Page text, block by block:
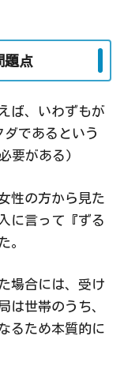
題点
ば、いわずもが
であるという
要がある)
性の方から見た
に言って『ずる
。
場合には、受け
は世帯のうち、
るため本質的に